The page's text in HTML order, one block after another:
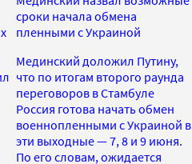
сроки начала обмена
пленными с Украиной
Мединский доложил Путину,
что по итогам второго раунда
переговоров в Стамбуле
Россия готова начать обмен
военнопленными с Украиной в
эти выходные — 7, 8 и 9 июня.
По его словам, ожидается